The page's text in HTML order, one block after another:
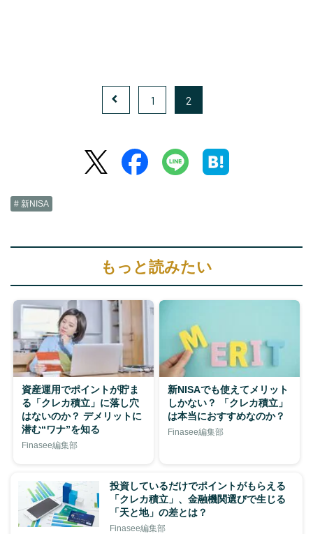
1 2
# 新NISA
もっと読みたい
資産運用でポイントが貯ま
る「クレカ積立」に落し穴
はないのか？ デメリットに
潜む“ワナ”を知る
Finasee編集部
新NISAでも使えてメリット
しかない？ 「クレカ積立」
は本当におすすめなのか？
Finasee編集部
投資しているだけでポイントがもらえる
「クレカ積立」、金融機関選びで生じる
「天と地」の差とは？
Finasee編集部